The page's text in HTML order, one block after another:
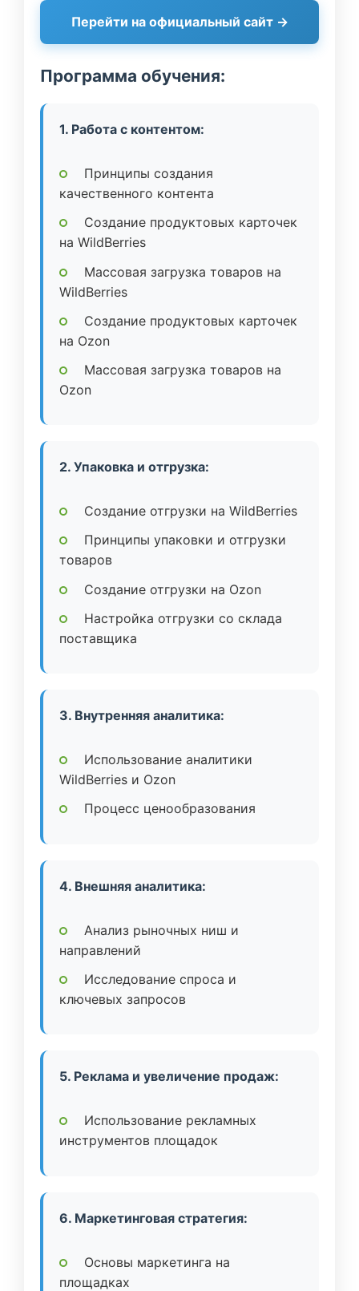
Перейти на официальный сайт →
Программа обучения:
1. Работа с контентом:
Принципы создания
качественного контента
Создание продуктовых карточек
на WildBerries
Массовая загрузка товаров на
WildBerries
Создание продуктовых карточек
на Ozon
Массовая загрузка товаров на
Ozon
2. Упаковка и отгрузка:
Создание отгрузки на WildBerries
Принципы упаковки и отгрузки
товаров
Создание отгрузки на Ozon
Настройка отгрузки со склада
поставщика
3. Внутренняя аналитика:
Использование аналитики
WildBerries и Ozon
Процесс ценообразования
4. Внешняя аналитика:
Анализ рыночных ниш и
направлений
Исследование спроса и
ключевых запросов
5. Реклама и увеличение продаж:
Использование рекламных
инструментов площадок
6. Маркетинговая стратегия:
Основы маркетинга на
площадках